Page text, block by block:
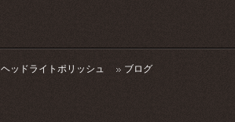
ヘッドライトポリッシュ ブログ